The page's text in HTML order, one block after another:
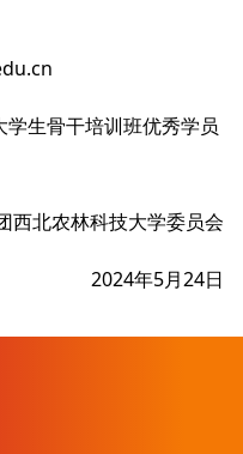
学生骨干培训班优秀学员
西北农林科技大学委员会
2024年5月24日